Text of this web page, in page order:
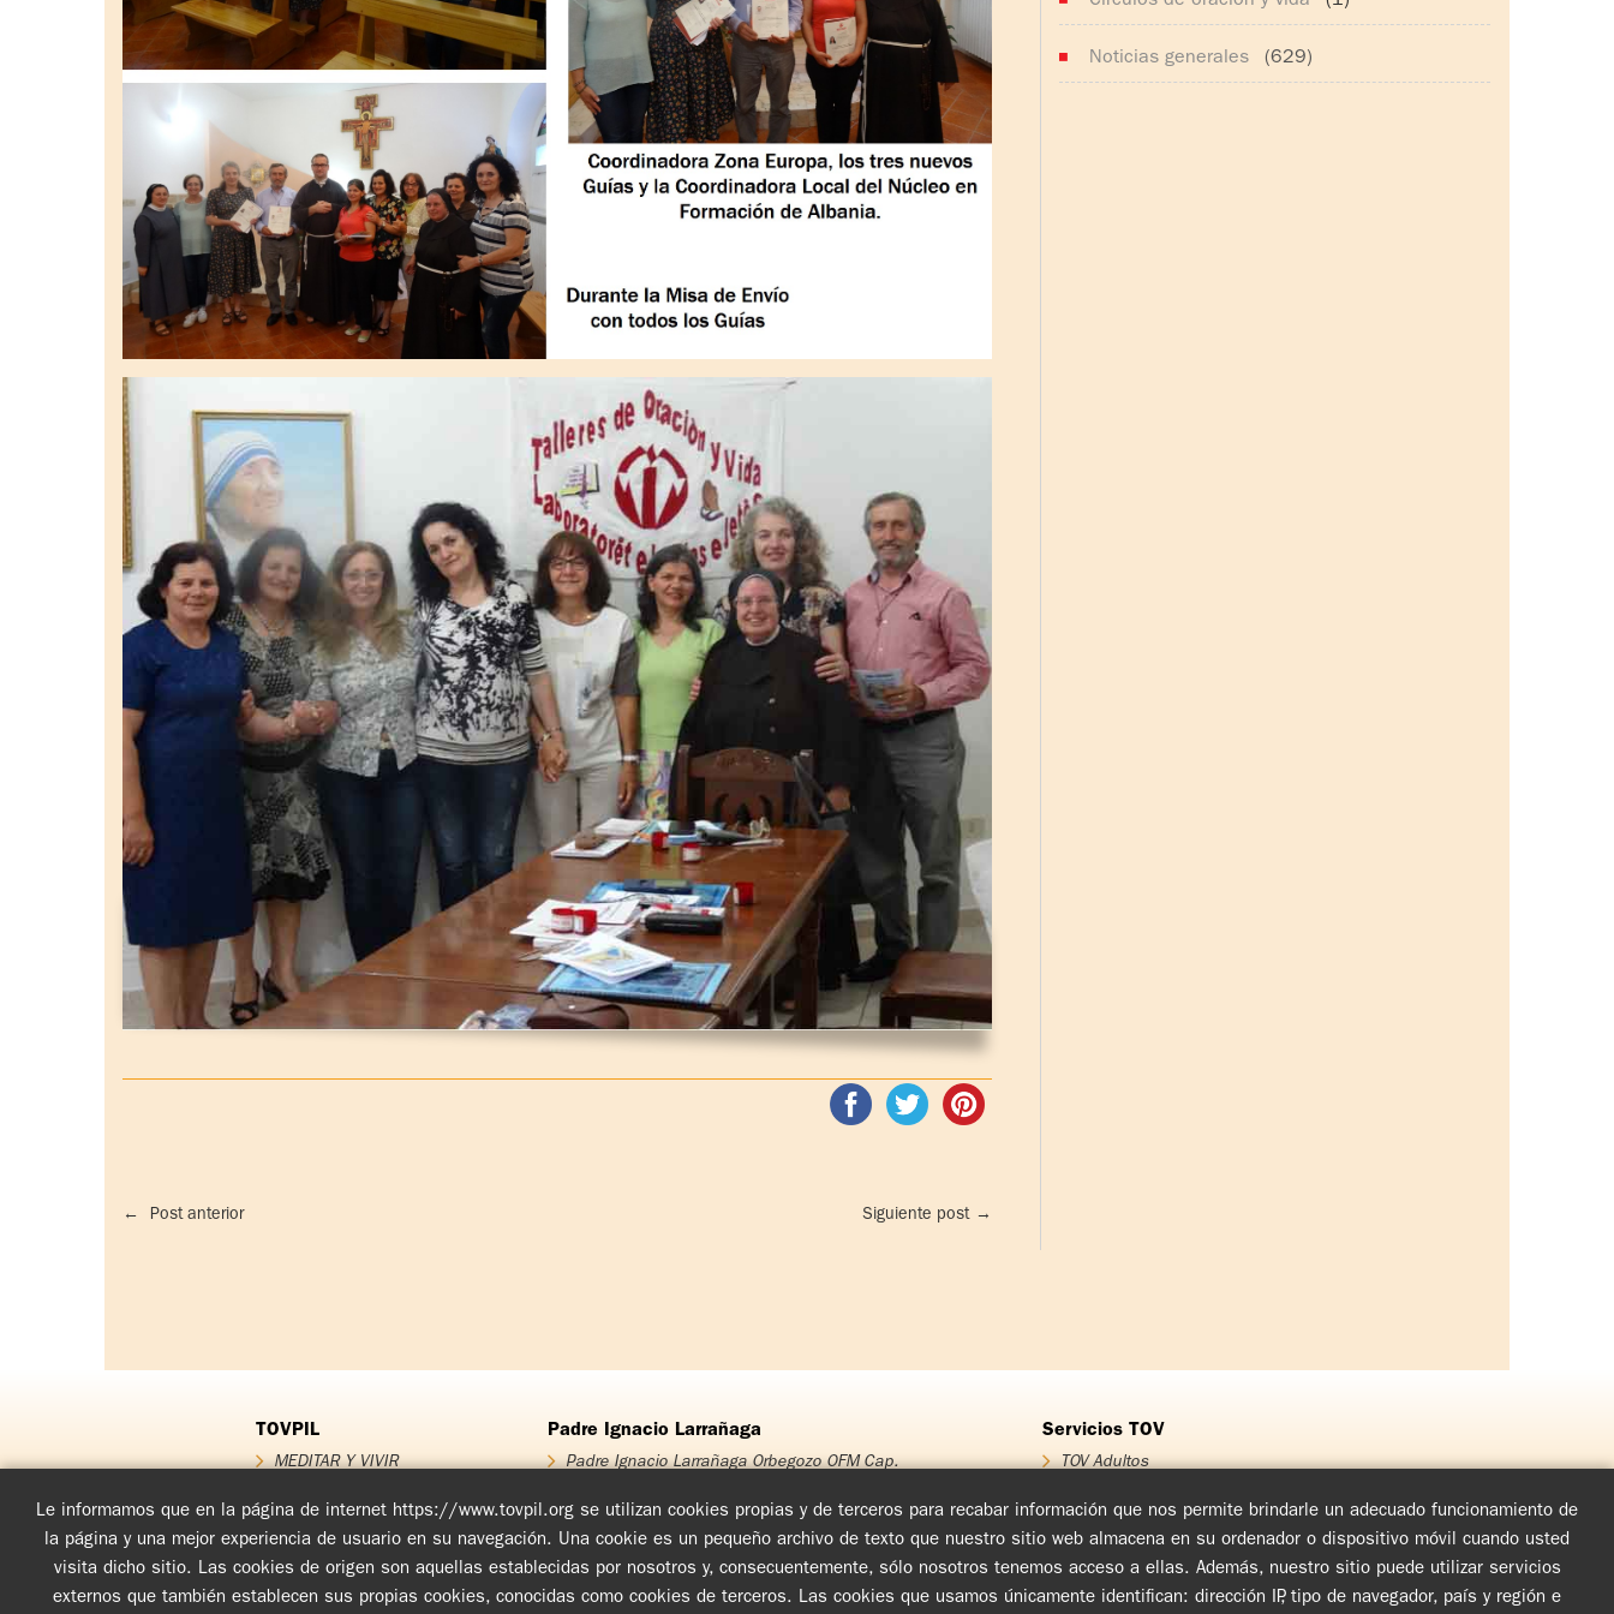
← Post anterior Siguiente post →
Noticias generales (629)
TOVPIL
MEDITAR Y VIVIR
QUÉ OFRECEMOS
FUNDADOR
Noticias TOV
Padre Ignacio Larrañaga
Padre Ignacio Larrañaga Orbegozo OFM Cap.
Obra Padre Ignacio Larrañaga
Videos
Audios
Servicios TOV
TOV Adultos
TOV Adolescentes
Curso Matrimonial
Encuentro de Experiencia de Dios
Charlas y Jornadas de Evangelización
Le informamos que en la página de internet https://www.tovpil.org se utilizan cookies propias y de terceros para recabar información que nos permite brindarle un adecuado funcionamiento de
la página y una mejor experiencia de usuario en su navegación. Una cookie es un pequeño archivo de texto que nuestro sitio web almacena en su ordenador o dispositivo móvil cuando usted
visita dicho sitio. Las cookies de origen son aquellas establecidas por nosotros y, consecuentemente, sólo nosotros tenemos acceso a ellas. Además, nuestro sitio puede utilizar servicios
externos que también establecen sus propias cookies, conocidas como cookies de terceros. Las cookies que usamos únicamente identifican: dirección IP, tipo de navegador, país y región e